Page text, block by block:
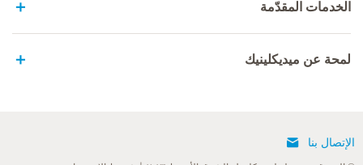
الخدمات المقدّمة
لمحة عن ميديكلينيك
الإتصال بنا